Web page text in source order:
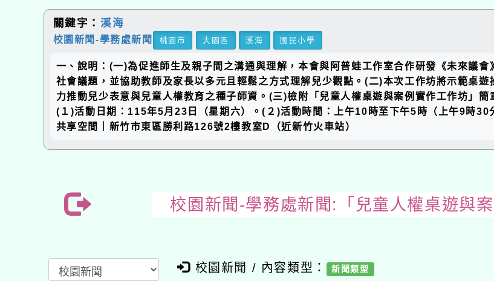
關鍵字： 溪海
校園新聞-學務處新聞 桃園市 大園區 溪海 國民小學
一、說明：(一)為促進師生及親子間之溝通與理解，本會與阿普蛙工作室合作研發《未來議
社會議題，並協助教師及家長以多元且輕鬆之方式理解兒少觀點。(二)本次工作坊將示範桌
力推動兒少表意與兒童人權教育之種子師資。(三)檢附「兒童人權桌遊與案例實作工作坊」
(１)活動日期：115年5月23日（星期六）。(２)活動時間：上午10時至下午5時（上午9時
共享空間｜新竹市東區勝利路126號2樓教室D（近新竹火車站）
校園新聞-學務處新聞:「兒童人權桌遊與
校園新聞 / 內容類型： 新聞類型